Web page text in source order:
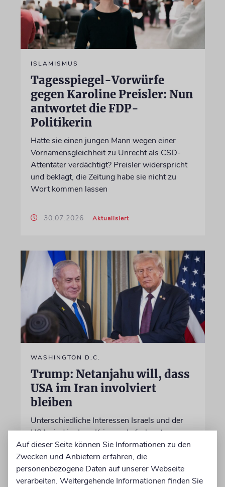
ISLAMISMUS
Tagesspiegel-Vorwürfe
gegen Karoline Preisler: Nun
antwortet die FDP-
Politikerin
Hatte sie einen jungen Mann wegen einer
Vornamensgleichheit zu Unrecht als CSD-
Attentäter verdächtigt? Preisler widerspricht
und beklagt, die Zeitung habe sie nicht zu
Wort kommen lassen
30.07.2026 Aktualisiert
WASHINGTON D.C.
Trump: Netanjahu will, dass
USA im Iran involviert
bleiben
Unterschiedliche Interessen Israels und der
USA sind im Iran-Krieg mehrfach zutage
getreten. Kurz vor seinem Treffen mit
Netanjahu deutet Trump an, dass die
Differenzen nicht überwunden sind
Auf dieser Seite können Sie Informationen zu den
Zwecken und Anbietern erfahren, die
personenbezogene Daten auf unserer Webseite
verarbeiten. Weitergehende Informationen finden Sie